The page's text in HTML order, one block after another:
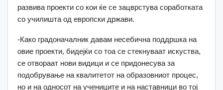
развива проекти со кои ќе се зацврстува соработката
со училишта од европски држави.
-Како градоначалник давам несебична поддршка на
овие проекти, бидејќи со тоа се стекнуваат искуства,
се отвораат нови видици и се придонесува за
подобрување на квалитетот на образовниот процес,
но и на односот на учениците и на наставници во тој